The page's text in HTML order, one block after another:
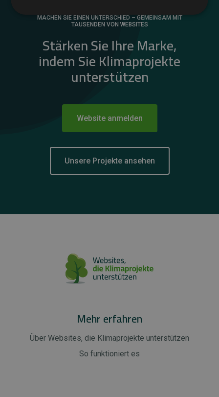
MACHEN SIE EINEN UNTERSCHIED – GEMEINSAM MIT
TAUSENDEN VON WEBSITES
Stärken Sie Ihre Marke,
indem Sie Klimaprojekte
unterstützen
Website anmelden
Unsere Projekte ansehen
Mehr erfahren
Über Websites, die Klimaprojekte unterstützen
So funktioniert es